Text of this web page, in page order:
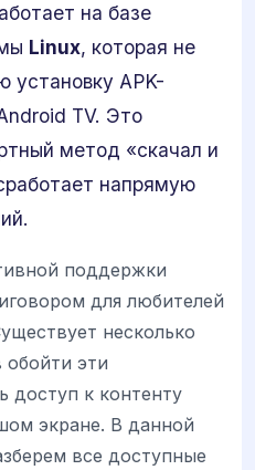
на базе
Linux, которая не
установку APK-
TV. Это
метод «скачал и
напрямую
поддержки
для любителей
несколько
эти
доступ к контенту
экране. В данной
все доступные